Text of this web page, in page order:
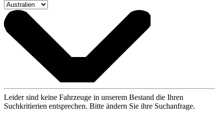
Leider sind keine Fahrzeuge in unserem Bestand die Ihren
Suchkritierien entsprechen. Bitte ändern Sie ihre Suchanfrage.